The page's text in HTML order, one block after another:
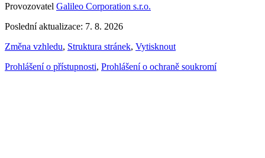
Provozovatel Galileo Corporation s.r.o.
Poslední aktualizace: 7. 8. 2026
Změna vzhledu, Struktura stránek, Vytisknout
Prohlášení o přístupnosti, Prohlášení o ochraně soukromí